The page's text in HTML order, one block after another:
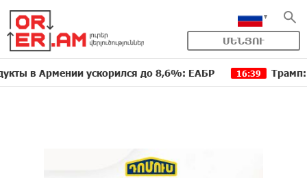
ՄԵՆՅՈՒ
Армении ускорился до 8,6%: ЕАБР 16:39 Трамп: США